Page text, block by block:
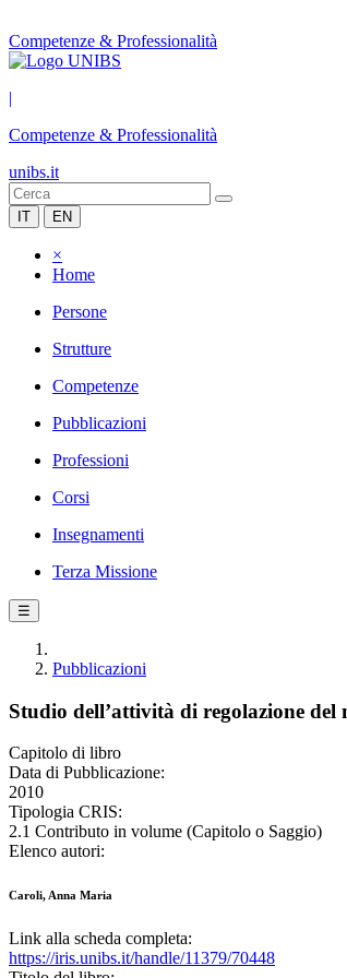
Competenze & Professionalità
|
Competenze & Professionalità
unibs.it
IT EN
×
Home
Persone
Strutture
Competenze
Pubblicazioni
Professioni
Corsi
Insegnamenti
Terza Missione
☰
Pubblicazioni
Studio dell’attività di regolazione
Capitolo di libro
Data di Pubblicazione:
2010
Tipologia CRIS:
2.1 Contributo in volume (Capitolo o Saggio)
Elenco autori:
Caroli, Anna Maria
Link alla scheda completa:
https://iris.unibs.it/handle/11379/70448